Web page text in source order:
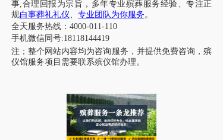
事,合理回报为宗旨，多年专业殡葬服务经验、专注正
规白事葬礼礼仪、 专业团队为你服务。
全天服务热线： 4000-011-110
手机微信同号:18118144419
注；整个网站内容均为咨询服务，并提供免费咨询，殡
仪馆服务项目需要联系殡仪馆办理。